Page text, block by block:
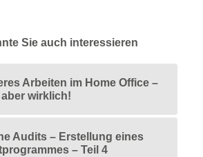
Sie auch interessieren
Arbeiten im Home Office –
wirklich!
Audits – Erstellung eines
– Teil 4